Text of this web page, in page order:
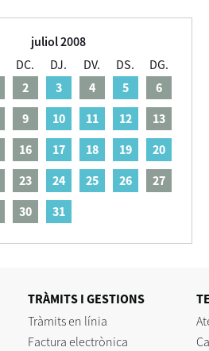
juliol 2008
DC. DJ. DV. DS.
DG.
2 3 4 5
6
9 10 11 12
13
16 17 18 19
20
23 24 25 26
27
30 31
TRÀMITS I GESTIONS
Tràmits en línia
Factura electrònica